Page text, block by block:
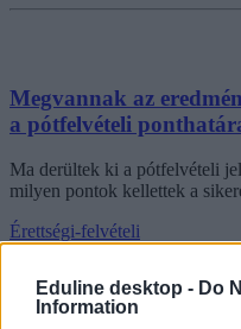
Eduline desktop - Do
Information
Megvannak az
a pótfelvételi
Ma derültek ki a pótfelvételi
milyen pontok kellettek a
Érettségi-felvételi